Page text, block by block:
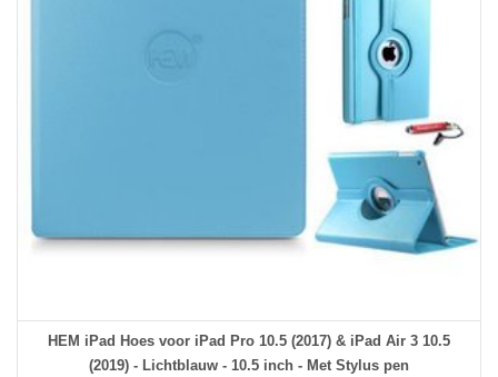
HEM iPad Hoes voor iPad Pro 10.5 (2017) & iPad Air 3 10.5
(2019) - Lichtblauw - 10.5 inch - Met Stylus pen